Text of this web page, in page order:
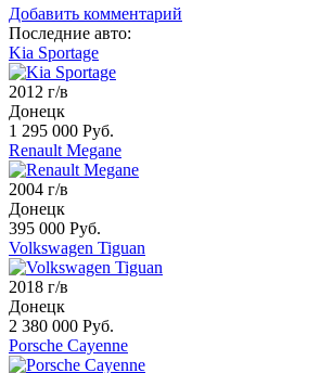
Добавить комментарий
Последние авто:
Kia Sportage
2012 г/в
Донецк
1 295 000 Руб.
Renault Megane
2004 г/в
Донецк
395 000 Руб.
Volkswagen Tiguan
2018 г/в
Донецк
2 380 000 Руб.
Porsche Cayenne